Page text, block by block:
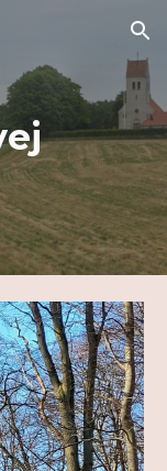
Skip to navigation